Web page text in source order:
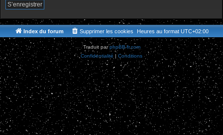
S’enregistrer
Index du forum Heures au format UTC+02:00
Supprimer les cookies
Traduit parphpBB-fr.com
Confidentialité
Conditions